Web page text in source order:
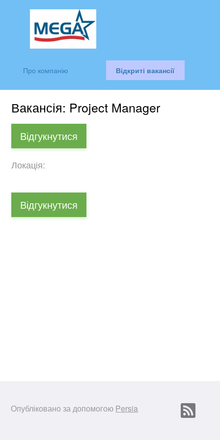
Про компанію Відкриті вакансії
Вакансія: Project Manager
Відгукнутися
Локація:
Відгукнутися
Опубліковано за допомогою Persia